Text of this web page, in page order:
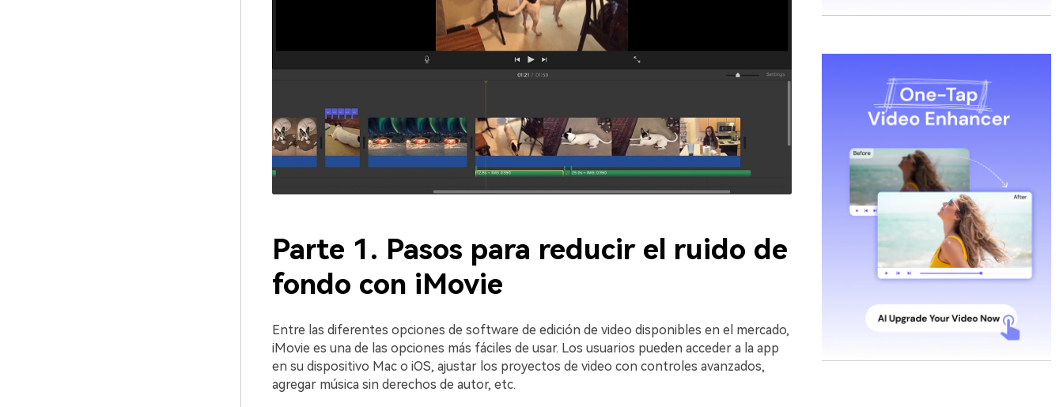
Parte 1. Pasos para reducir el ruido de
fondo con iMovie
Entre las diferentes opciones de software de edición de video disponibles en el mercado,
iMovie es una de las opciones más fáciles de usar. Los usuarios pueden acceder a la app
en su dispositivo Mac o iOS, ajustar los proyectos de video con controles avanzados,
agregar música sin derechos de autor, etc.